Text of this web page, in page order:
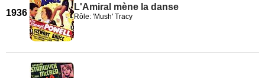
1936
L'Amiral mène la danse
Rôle: 'Mush' Tracy